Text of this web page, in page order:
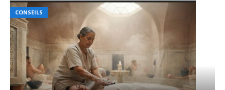
CONSEILS